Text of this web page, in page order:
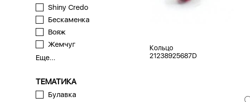
Shiny Credo
Бескаменка
Вояж
Жемчуг
Еще...
ТЕМАТИКА
Булавка
Кольцо
21238925687D